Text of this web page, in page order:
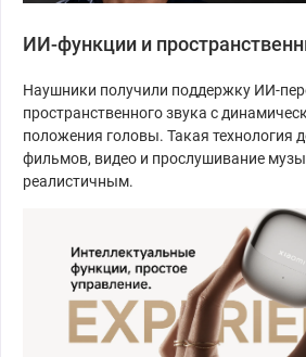
ИИ-функции и
Наушники получили поддержку ИИ-
пространственного звука с
положения головы. Такая технология
фильмов, видео и прослушивание
реалистичным.